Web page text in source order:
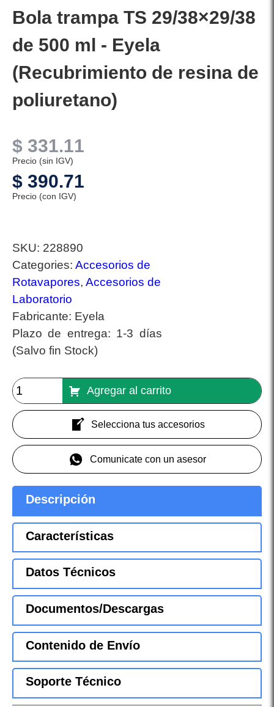
Bola trampa TS 29/38×29/38
de 500 ml - Eyela
(Recubrimiento de resina de
poliuretano)
$ 331.11
Precio (sin IGV)
$ 390.71
Precio (con IGV)
SKU: 228890
Categories: Accesorios de
Rotavapores, Accesorios de
Laboratorio
Fabricante: Eyela
Plazo de entrega: 1-3 días
(Salvo fin Stock)
Agregar al carrito
Selecciona tus accesorios
Comunicate con un asesor
Descripción
Características
Datos Técnicos
Documentos/Descargas
Contenido de Envío
Soporte Técnico